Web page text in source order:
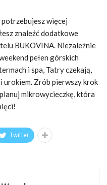
więcej
znaleźć dodatkowe
BUKOVINA. Niezależnie
pełen górskich
i spa, Tatry czekają,
urokiem. Zrób pierwszy krok
mikrowycieczkę, która
Twitter